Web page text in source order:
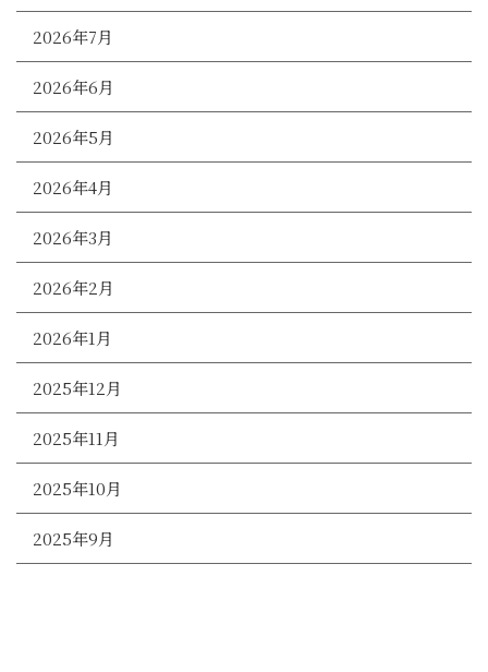
2026年7月
2026年6月
2026年5月
2026年4月
2026年3月
2026年2月
2026年1月
2025年12月
2025年11月
2025年10月
2025年9月